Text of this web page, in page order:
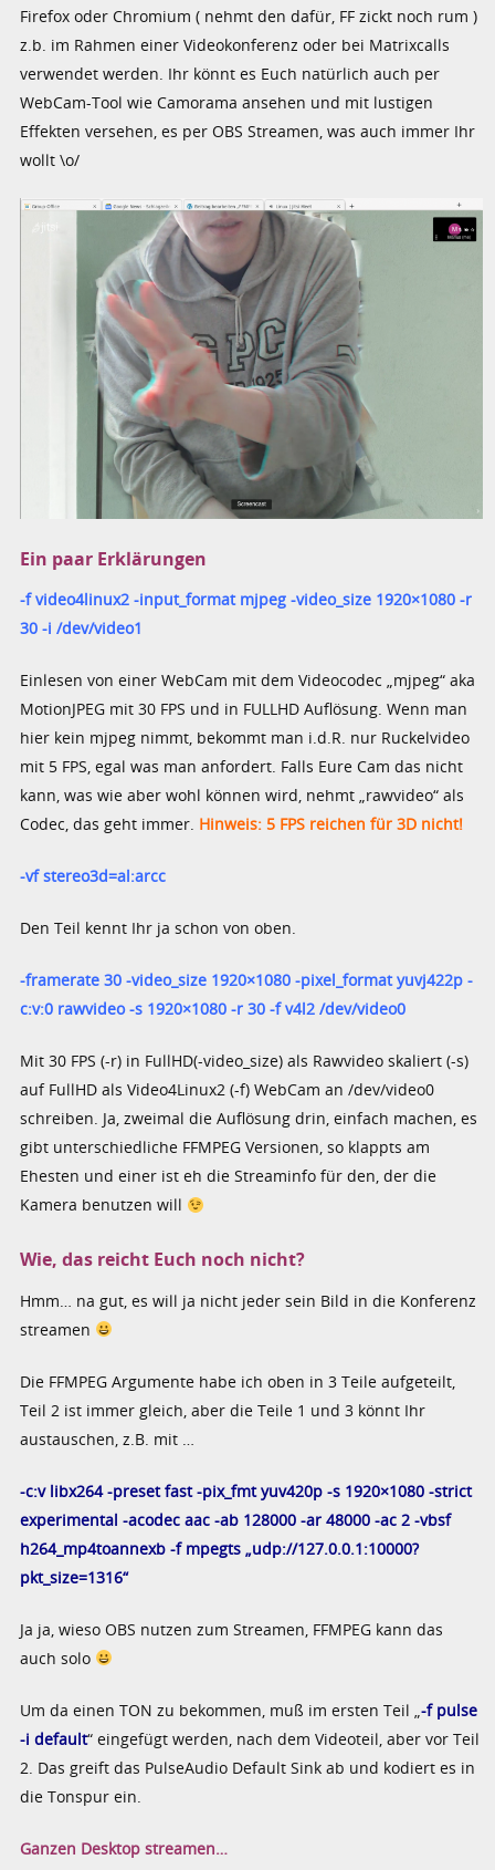
Firefox oder Chromium ( nehmt den dafür, FF zickt noch rum )
z.b. im Rahmen einer Videokonferenz oder bei Matrixcalls
verwendet werden. Ihr könnt es Euch natürlich auch per
WebCam-Tool wie Camorama ansehen und mit lustigen
Effekten versehen, es per OBS Streamen, was auch immer Ihr
wollt \o/
Ein paar Erklärungen
-f video4linux2 -input_format mjpeg -video_size 1920×1080 -r
30 -i /dev/video1
Einlesen von einer WebCam mit dem Videocodec „mjpeg“ aka
MotionJPEG mit 30 FPS und in FULLHD Auflösung. Wenn man
hier kein mjpeg nimmt, bekommt man i.d.R. nur Ruckelvideo
mit 5 FPS, egal was man anfordert. Falls Eure Cam das nicht
kann, was wie aber wohl können wird, nehmt „rawvideo“ als
Codec, das geht immer. Hinweis: 5 FPS reichen für 3D nicht!
-vf stereo3d=al:arcc
Den Teil kennt Ihr ja schon von oben.
-framerate 30 -video_size 1920×1080 -pixel_format yuvj422p -
c:v:0 rawvideo -s 1920×1080 -r 30 -f v4l2 /dev/video0
Mit 30 FPS (-r) in FullHD(-video_size) als Rawvideo skaliert (-s)
auf FullHD als Video4Linux2 (-f) WebCam an /dev/video0
schreiben. Ja, zweimal die Auflösung drin, einfach machen, es
gibt unterschiedliche FFMPEG Versionen, so klappts am
Ehesten und einer ist eh die Streaminfo für den, der die
Kamera benutzen will
Wie, das reicht Euch noch nicht?
Hmm… na gut, es will ja nicht jeder sein Bild in die Konferenz
streamen
Die FFMPEG Argumente habe ich oben in 3 Teile aufgeteilt,
Teil 2 ist immer gleich, aber die Teile 1 und 3 könnt Ihr
austauschen, z.B. mit …
-c:v libx264 -preset fast -pix_fmt yuv420p -s 1920×1080 -strict
experimental -acodec aac -ab 128000 -ar 48000 -ac 2 -vbsf
h264_mp4toannexb -f mpegts „udp://127.0.0.1:10000?
pkt_size=1316“
Ja ja, wieso OBS nutzen zum Streamen, FFMPEG kann das
auch solo
Um da einen TON zu bekommen, muß im ersten Teil „-f pulse
-i default“ eingefügt werden, nach dem Videoteil, aber vor Teil
2. Das greift das PulseAudio Default Sink ab und kodiert es in
die Tonspur ein.
Ganzen Desktop streamen…